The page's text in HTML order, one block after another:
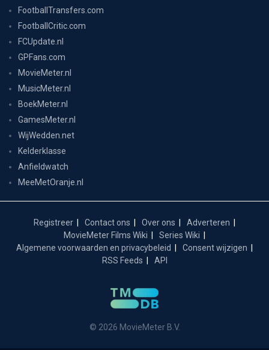
FootballTransfers.com
FootballCritic.com
FCUpdate.nl
GPFans.com
MovieMeter.nl
MusicMeter.nl
BoekMeter.nl
GamesMeter.nl
WijWedden.net
Kelderklasse
Anfieldwatch
MeeMetOranje.nl
Registreer Contact ons Over ons
Adverteren
MovieMeter Films Wiki
Series Wiki
Algemene voorwaarden en privacybeleid
Consent wijzigen
RSS Feeds
API
© 2026 MovieMeter B.V.